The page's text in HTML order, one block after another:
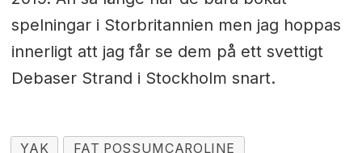
spelningar i Storbritannien men jag hoppas
innerligt att jag får se dem på ett svettigt
Debaser Strand i Stockholm snart.
YAK
FAT POSSUMCAROLINE